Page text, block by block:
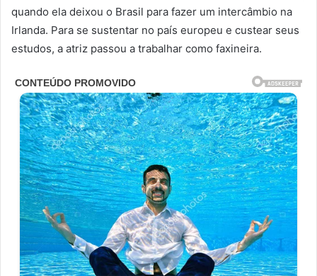
quando ela deixou o Brasil para fazer um intercâmbio na
Irlanda. Para se sustentar no país europeu e custear seus
estudos, a atriz passou a trabalhar como faxineira.